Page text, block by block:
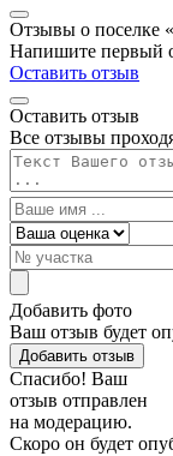
Отзывы о поселке
Напишите первый
Оставить отзыв
Оставить отзыв
Все отзывы
Добавить фото
Ваш отзыв будет
Добавить отзыв
Спасибо! Ваш
отзыв отправлен
на модерацию.
Скоро он будет